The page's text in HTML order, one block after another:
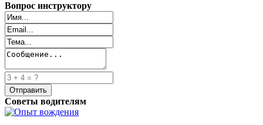
Вопрос инструктору
Советы водителям